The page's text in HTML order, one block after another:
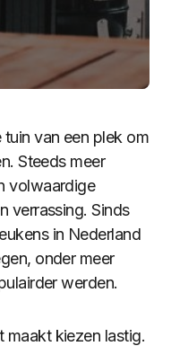
tuin van een plek om
Steeds meer
volwaardige
verrassing. Sinds
in Nederland
onder meer
werden.
maakt kiezen lastig.